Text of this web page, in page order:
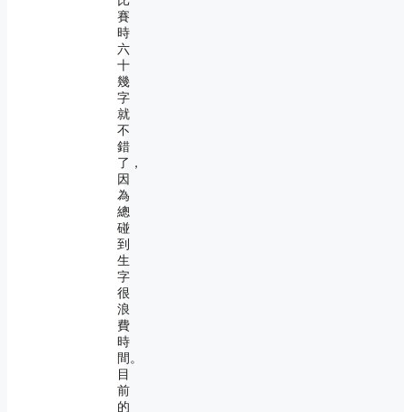
賽
時
六
十
幾
字
就
不
錯
了，
因
為
總
碰
到
生
字
很
浪
費
時
間。
目
前
的